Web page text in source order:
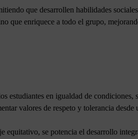
que desarrollen habilidades sociales
que enriquece a todo el grupo,
estudiantes en igualdad de condiciones,
valores de respeto y tolerancia desde
equitativo, se potencia el desarrollo